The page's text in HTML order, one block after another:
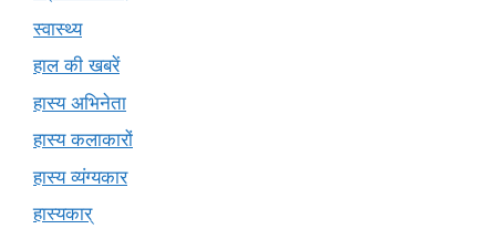
स्वास्थ्य
हाल की खबरें
हास्य अभिनेता
हास्य कलाकारों
हास्य व्यंग्यकार
हास्यकार्